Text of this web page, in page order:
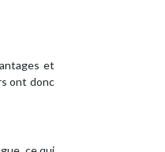
et
ont donc